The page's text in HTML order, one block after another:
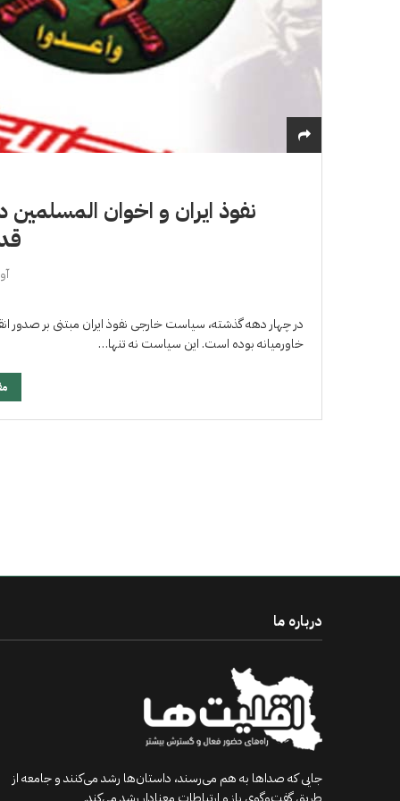
نفوذ ایران و اخوان المسلمین
در چهار دهه گذشته، سیاست خارجى نفوذ ایران مبتنی بر صدور
خاورمیانه بوده است. این سیاست نه تنها…
درباره ما
جایی که صداها به هم می‌رسند، داستان‌ها رشد می‌کنند و جامعه از